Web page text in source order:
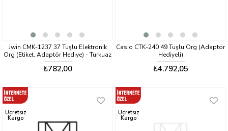
Jwin CMK-1237 37 Tuşlu Elektronik
Org (Etiket. Adaptör Hediye) - Turkuaz
₺782,00
Casio CTK-240 49 Tuşlu Org (Adaptör
Hediyeli)
₺4.792,05
Ücretsiz
Kargo
Ücretsiz
Kargo